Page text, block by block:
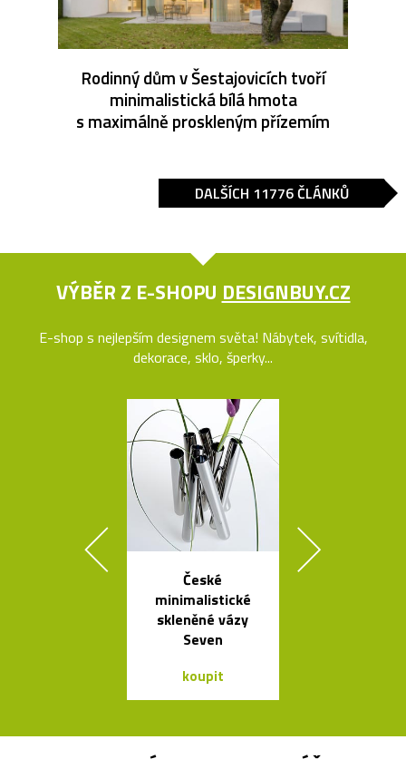
Rodinný dům v Šestajovicích tvoří
minimalistická bílá hmota
s maximálně proskleným přízemím
DALŠÍCH 11776 ČLÁNKŮ
VÝBĚR Z E-SHOPU DESIGNBUY.CZ
E-shop s nejlepším designem světa! Nábytek, svítidla,
dekorace, sklo, šperky...
České
minimalistické
skleněné vázy
Seven
koupit